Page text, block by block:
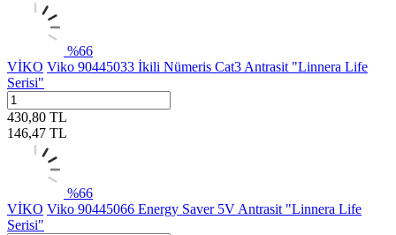
%66
VİKO Viko 90445033 İkili Nümeris Cat3 Antrasit "Linnera Life
Serisi"
430,80 TL
146,47 TL
%66
VİKO Viko 90445066 Energy Saver 5V Antrasit "Linnera Life
Serisi"